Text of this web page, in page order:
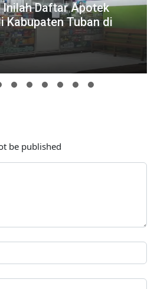
Inilah Daftar Apotek
Kabupaten Tuban di
be published